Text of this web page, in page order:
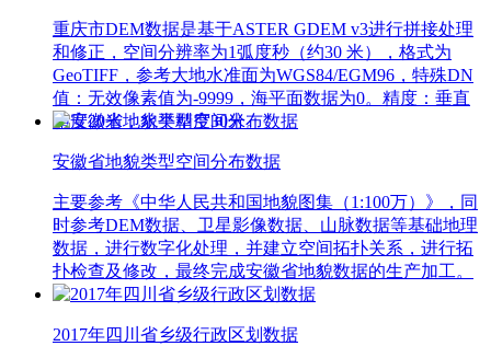
重庆市DEM数据是基于ASTER GDEM v3进行拼接处理
和修正，空间分辨率为1弧度秒（约30 米），格式为
GeoTIFF，参考大地水准面为WGS84/EGM96，特殊DN
值：无效像素值为-9999，海平面数据为0。精度：垂直
精度20米，水平精度30米。
安徽省地貌类型空间分布数据
主要参考《中华人民共和国地貌图集（1:100万）》，同
时参考DEM数据、卫星影像数据、山脉数据等基础地理
数据，进行数字化处理，并建立空间拓扑关系，进行拓
扑检查及修改，最终完成安徽省地貌数据的生产加工。
2017年四川省乡级行政区划数据